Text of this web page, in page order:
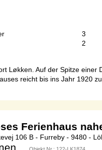
3
2
Løkken. Auf der Spitze
reicht bis ins Jahr
Ferienhaus
106 B - Furreby - 9480 -